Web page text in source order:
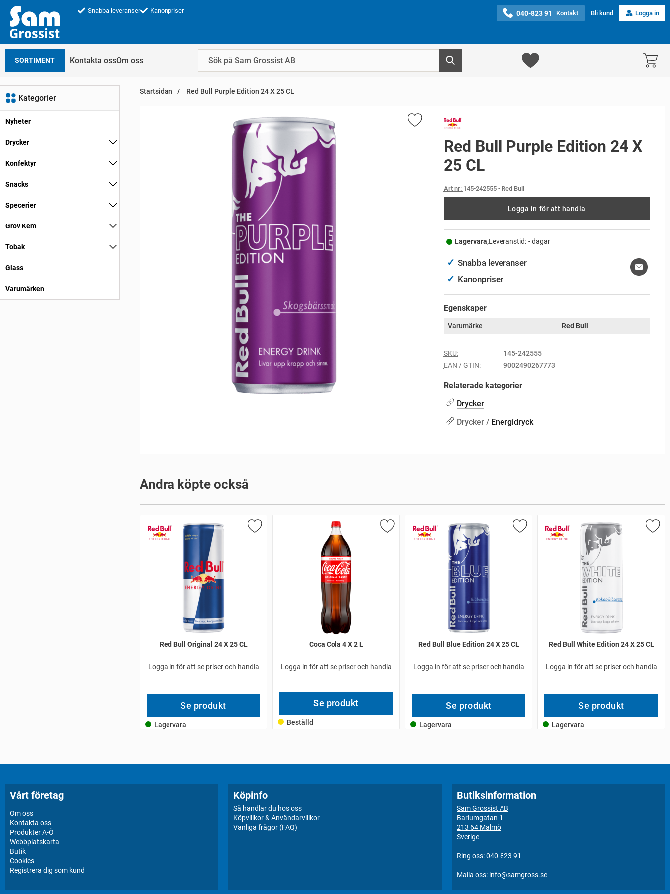
Snabba leveranser Kanonpriser 040-823 91 Kontakt Bli kund Logga in
SORTIMENT Kontakta ossOm oss
Kategorier
Nyheter
Drycker
Konfektyr
Snacks
Specerier
Grov Kem
Tobak
Glass
Varumärken
Startsidan Red Bull Purple Edition 24 X 25 CL
Red Bull Purple Edition 24 X
25 CL
Art nr: 145-242555- Red Bull
Logga in för att handla
Lagervara,Leveranstid: - dagar
✓ Snabba leveranser
✓ Kanonpriser
Egenskaper
Varumärke Red Bull
SKU:
145-242555
EAN / GTIN:
9002490267773
Relaterade kategorier
Drycker
Drycker / Energidryck
Andra köpte också
Red Bull Original 24 X 25 CL
Logga in för att se priser och handla
Se produkt
Lagervara
Coca Cola 4 X 2 L
Logga in för att se priser och handla
Se produkt
Beställd
Red Bull Blue Edition 24 X 25 CL
Logga in för att se priser och handla
Se produkt
Lagervara
Red Bull White Edition 24 X 25 CL
Logga in för att se priser och handla
Se produkt
Lagervara
Vårt företag
Om oss
Kontakta oss
Produkter A-Ö
Webbplatskarta
Butik
Cookies
Registrera dig som kund
Köpinfo
Så handlar du hos oss
Köpvillkor & Användarvillkor
Vanliga frågor (FAQ)
Butiksinformation
Sam Grossist AB
Bariumgatan 1
213 64 Malmö
Sverige
Ring oss: 040-823 91
Maila oss: info@samgross.se